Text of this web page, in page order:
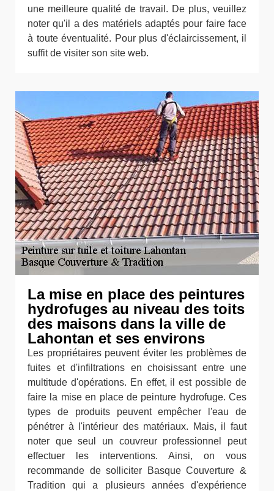
une meilleure qualité de travail. De plus, veuillez
noter qu'il a des matériels adaptés pour faire face
à toute éventualité. Pour plus d'éclaircissement, il
suffit de visiter son site web.
La mise en place des peintures
hydrofuges au niveau des toits
des maisons dans la ville de
Lahontan et ses environs
Les propriétaires peuvent éviter les problèmes de
fuites et d'infiltrations en choisissant entre une
multitude d'opérations. En effet, il est possible de
faire la mise en place de peinture hydrofuge. Ces
types de produits peuvent empêcher l'eau de
pénétrer à l'intérieur des matériaux. Mais, il faut
noter que seul un couvreur professionnel peut
effectuer les interventions. Ainsi, on vous
recommande de solliciter Basque Couverture &
Tradition qui a plusieurs années d'expérience